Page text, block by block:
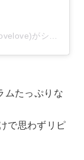
ムたっぷりな
で思わずリピ